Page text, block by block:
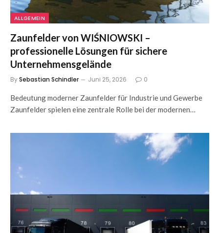
ALLGEMEIN
Zaunfelder von WIŚNIOWSKI –
professionelle Lösungen für sichere
Unternehmensgelände
BySebastian Schindler Juni 25, 2026 0
Bedeutung moderner Zaunfelder für Industrie und Gewerbe
Zaunfelder spielen eine zentrale Rolle bei der modernen…